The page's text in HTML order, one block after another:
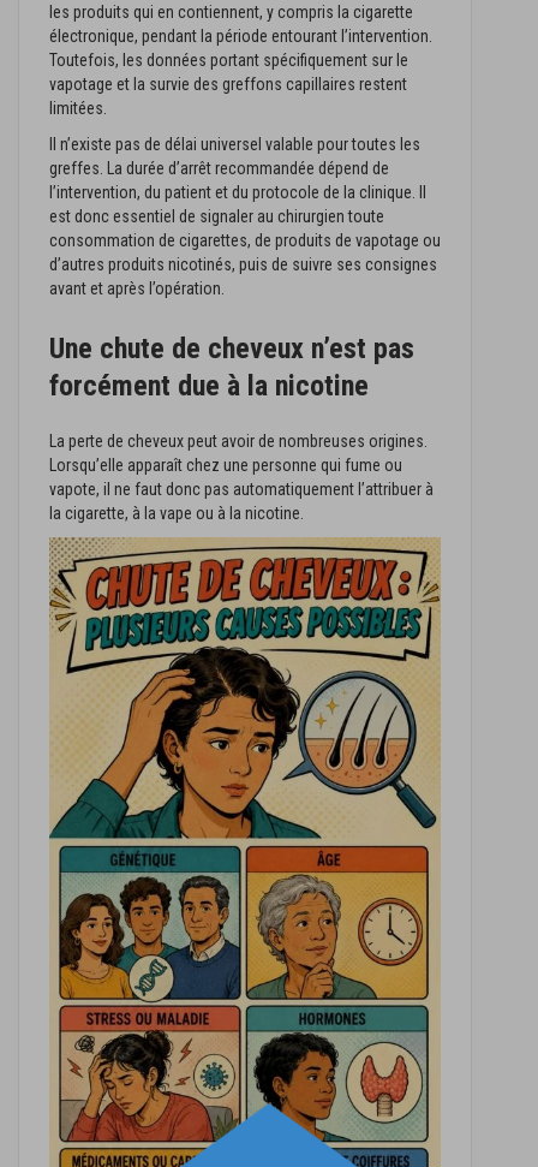
les produits qui en contiennent, y compris la cigarette
électronique, pendant la période entourant l’intervention.
Toutefois, les données portant spécifiquement sur le
vapotage et la survie des greffons capillaires restent
limitées.
Il n’existe pas de délai universel valable pour toutes les
greffes. La durée d’arrêt recommandée dépend de
l’intervention, du patient et du protocole de la clinique. Il
est donc essentiel de signaler au chirurgien toute
consommation de cigarettes, de produits de vapotage ou
d’autres produits nicotinés, puis de suivre ses consignes
avant et après l’opération.
Une chute de cheveux n’est pas
forcément due à la nicotine
La perte de cheveux peut avoir de nombreuses origines.
Lorsqu’elle apparaît chez une personne qui fume ou
vapote, il ne faut donc pas automatiquement l’attribuer à
la cigarette, à la vape ou à la nicotine.